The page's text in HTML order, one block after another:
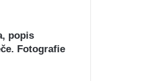
popis
Fotografie